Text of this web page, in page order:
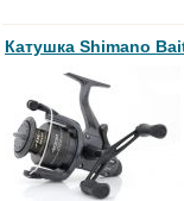
Катушка Shimano